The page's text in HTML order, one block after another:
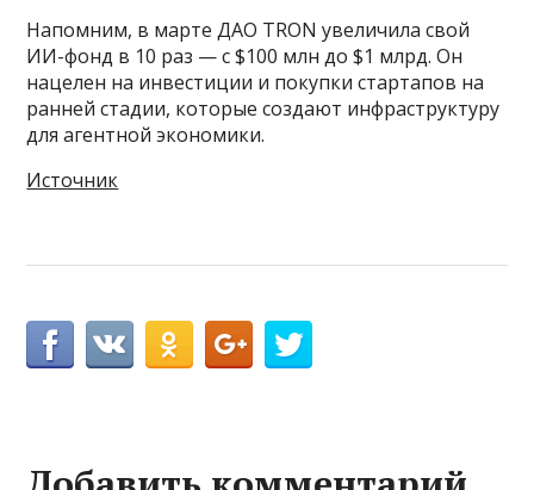
Напомним, в марте ДАО TRON увеличила свой
ИИ-фонд в 10 раз — с $100 млн до $1 млрд. Он
нацелен на инвестиции и покупки стартапов на
ранней стадии, которые создают инфраструктуру
для агентной экономики.
Источник